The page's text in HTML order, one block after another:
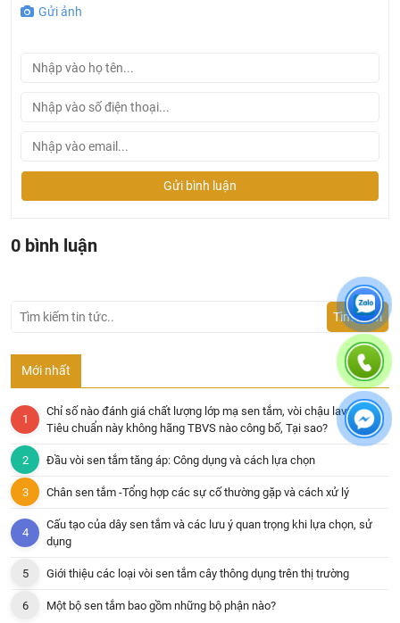
Gửi ảnh
Gửi bình luận
0 bình luận
Tìm kiếm
Mới nhất
Chỉ số nào đánh giá chất lượng lớp mạ sen tắm, vòi chậu lavabo?
Tiêu chuẩn này không hãng TBVS nào công bố, Tại sao?
Đầu vòi sen tắm tăng áp: Công dụng và cách lựa chọn
Chân sen tắm -Tổng hợp các sự cố thường gặp và cách xử lý
Cấu tạo của dây sen tắm và các lưu ý quan trọng khi lựa chọn, sử
dụng
Giới thiệu các loại vòi sen tắm cây thông dụng trên thị trường
Một bộ sen tắm bao gồm những bộ phận nào?